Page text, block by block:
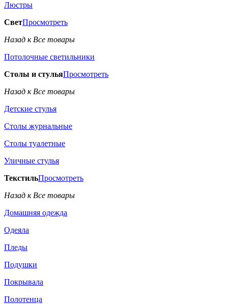
Люстры
СветПросмотреть
Назад к Все товары
Потолочные светильники
Столы и стульяПросмотреть
Назад к Все товары
Детские стулья
Столы журнальные
Столы туалетные
Уличные стулья
ТекстильПросмотреть
Назад к Все товары
Домашняя одежда
Одеяла
Пледы
Подушки
Покрывала
Полотенца